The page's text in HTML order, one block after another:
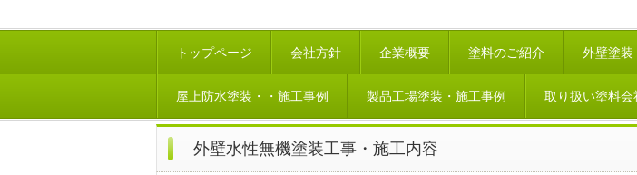
トップページ 会社方針 企業概要 塗料のご紹介 外壁塗装
屋上防水塗装・・施工事例 製品工場塗装・施工事例 取り扱い塗料会
外壁水性無機塗装工事・施工内容